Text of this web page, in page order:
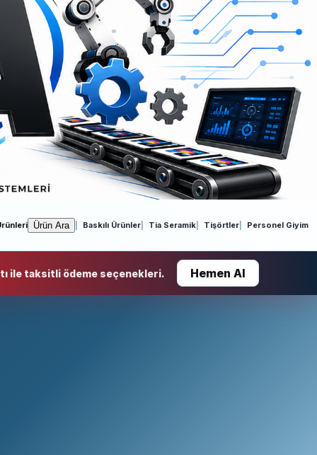
Ürün Ara Baskılı Ürünler Tia Seramik Tişörtler Personel Giyim
ile taksitli ödeme seçenekleri. Hemen Al